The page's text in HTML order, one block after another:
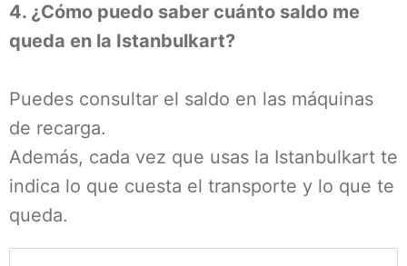
4. ¿Cómo puedo saber cuánto saldo me
queda en la Istanbulkart?
Puedes consultar el saldo en las máquinas
de recarga.
Además, cada vez que usas la Istanbulkart te
indica lo que cuesta el transporte y lo que te
queda.